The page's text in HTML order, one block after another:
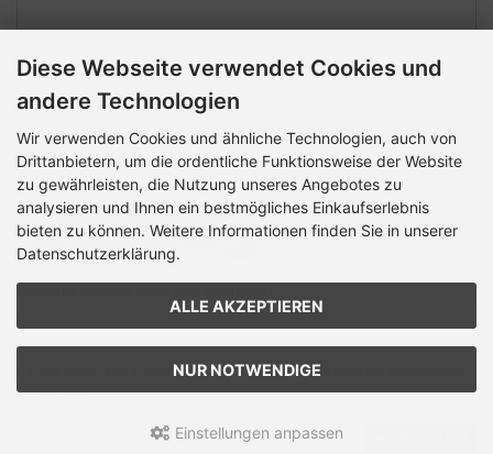
Sicherheitscode
Sicherheitscode bitte hier eingeben:
Ich habe die Datenschutzrichtlinien zur Kenntnis genommen.
[Mehr]
Diese Webseite verwendet Cookies und
andere Technologien
Wir verwenden Cookies und ähnliche Technologien, auch von
Drittanbietern, um die ordentliche Funktionsweise der Website
zu gewährleisten, die Nutzung unseres Angebotes zu
analysieren und Ihnen ein bestmögliches Einkaufserlebnis
bieten zu können. Weitere Informationen finden Sie in unserer
Datenschutzerklärung.
ALLE AKZEPTIEREN
NUR NOTWENDIGE
Einstellungen anpassen